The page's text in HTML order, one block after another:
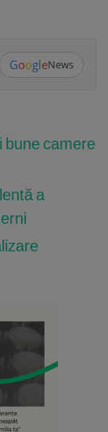
GoogleNews
bune camere
a